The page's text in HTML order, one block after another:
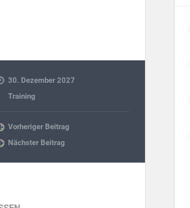
30. Dezember 2027
Training
Vorheriger Beitrag
Nächster Beitrag